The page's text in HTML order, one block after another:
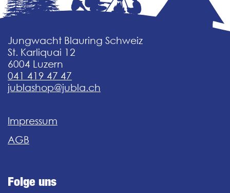
Jungwacht Blauring Schweiz
St. Karliquai 12
6004 Luzern
041 419 47 47
jublashop@jubla.ch
Impressum
AGB
Folge uns